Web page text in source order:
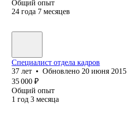
Общий опыт
24 года 7 месяцев
Специалист отдела кадров
37 лет • Обновлено 20 июня 2015
35 000 ₽
Общий опыт
1 год 3 месяца